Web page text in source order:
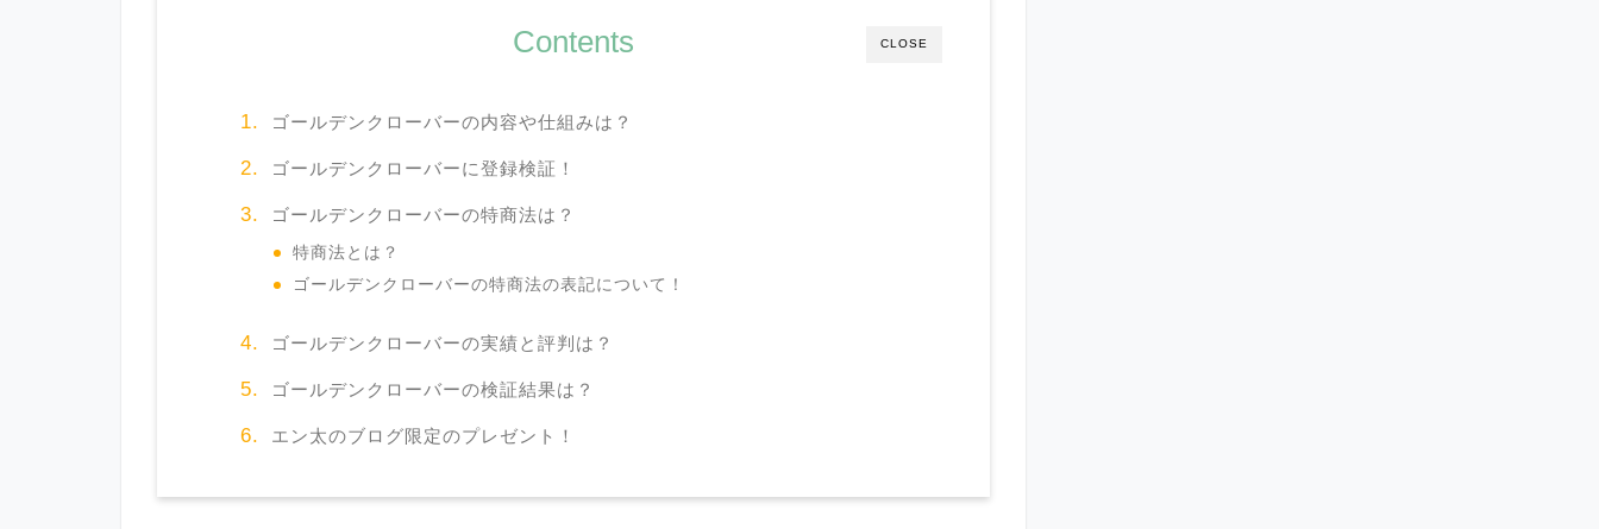
CLOSE
Contents
ゴールデンクローバーの内容や仕組みは？
ゴールデンクローバーに登録検証！
ゴールデンクローバーの特商法は？
特商法とは？
ゴールデンクローバーの特商法の表記について！
ゴールデンクローバーの実績と評判は？
ゴールデンクローバーの検証結果は？
エン太のブログ限定のプレゼント！